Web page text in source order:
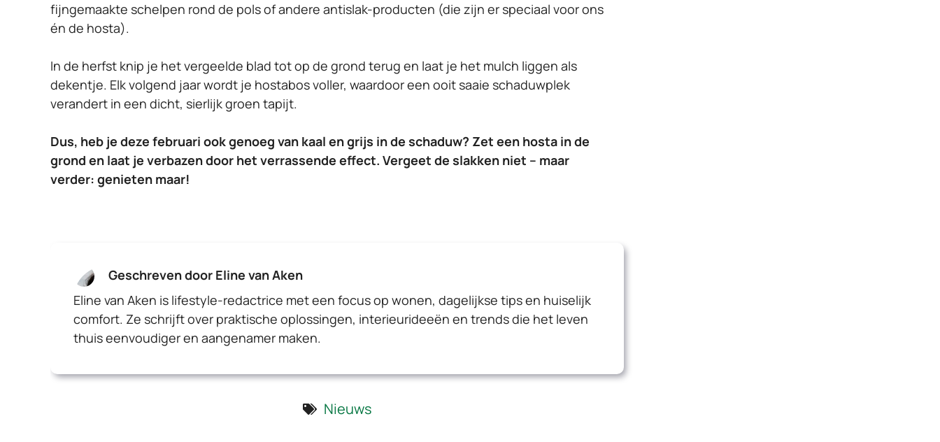
fijngemaakte schelpen rond de pols of andere antislak-producten (die zijn er speciaal voor ons
én de hosta).
In de herfst knip je het vergeelde blad tot op de grond terug en laat je het mulch liggen als
dekentje. Elk volgend jaar wordt je hostabos voller, waardoor een ooit saaie schaduwplek
verandert in een dicht, sierlijk groen tapijt.
Dus, heb je deze februari ook genoeg van kaal en grijs in de schaduw? Zet een hosta in de
grond en laat je verbazen door het verrassende effect. Vergeet de slakken niet – maar
verder: genieten maar!
Geschreven door Eline van Aken
Eline van Aken is lifestyle-redactrice met een focus op wonen, dagelijkse tips en huiselijk
comfort. Ze schrijft over praktische oplossingen, interieurideeën en trends die het leven
thuis eenvoudiger en aangenamer maken.
Nieuws